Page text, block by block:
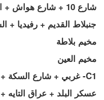
شارع 10 + شارع هواش + الحرش + فطاير السفلي
جنبلاط القديم + رفيديا +
مخيم بلاطة
مخيم العين
C1- غربي + شارع السكة + بليبوس + البساتين
عسكر البلد + عراق